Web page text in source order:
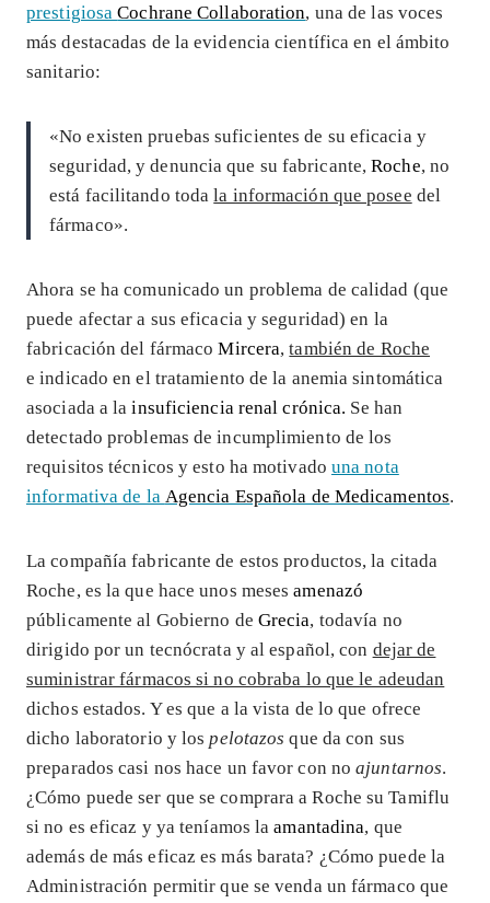
prestigiosaCochrane Collaboration, una de las voces
más destacadas de la evidencia científica en el ámbito
sanitario:
«No existen pruebas suficientes de su eficacia y
seguridad, y denuncia que su fabricante,Roche, no
está facilitando todala información que posee del
fármaco».
Ahora se ha comunicado un problema de calidad (que
puede afectar a sus eficacia y seguridad) en la
fabricación del fármacoMircera,también de Roche
e indicado en el tratamiento de la anemia sintomática
asociada a lainsuficiencia renal crónica. Se han
detectado problemas de incumplimiento de los
requisitos técnicos y esto ha motivado una nota
informativa de la Agencia Española de Medicamentos.
La compañía fabricante de estos productos, la citada
Roche, es la que hace unos mesesamenazó
públicamente al Gobierno de Grecia, todavía no
dirigido por un tecnócrata y al español, con dejar de
suministrar fármacos si no cobraba lo que le adeudan
dichos estados. Y es que a la vista de lo que ofrece
dicho laboratorio y los pelotazos que da con sus
preparados casi nos hace un favor con noajuntarnos.
¿Cómo puede ser que se comprara a Roche su Tamiflu
si no es eficaz y ya teníamos laamantadina, que
además de más eficaz es más barata? ¿Cómo puede la
Administración permitir que se venda un fármaco que